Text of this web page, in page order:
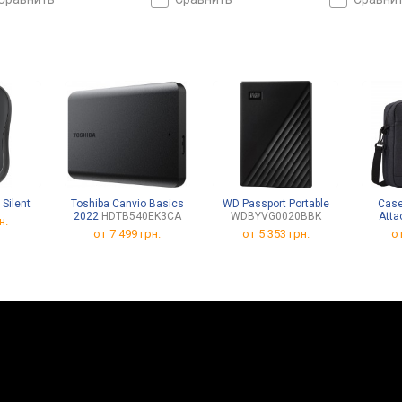
1 ТБ, Win 11 Pro,
1.44 кг
USB-C 40G (USB4),
USB-C 40G
Silent
Toshiba Canvio Basics
2022 HDTB540EK3CA
от7 499 грн.
WD Passport Portable
WDBYVG0020BBK
от 5 353 грн.